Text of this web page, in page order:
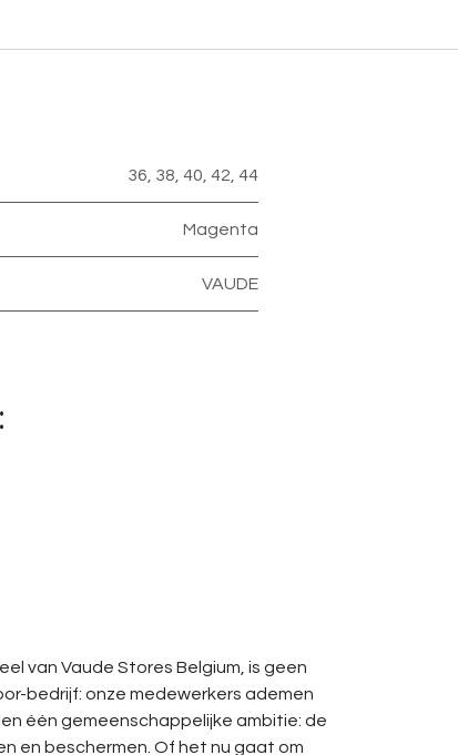
36, 38, 40, 42, 44
Magenta
VAUDE
van Vaude Stores Belgium, is geen
bedrijf: onze medewerkers ademen
één gemeenschappelijke ambitie: de
en beschermen. Of het nu gaat om